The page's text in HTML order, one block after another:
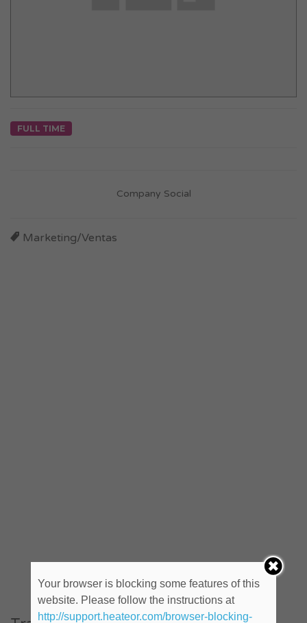
FULL TIME
Company Social
Marketing/Ventas
Your browser is blocking some features of this
website. Please follow the instructions at
http://support.heateor.com/browser-blocking-